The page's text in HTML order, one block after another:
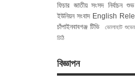
ফিচার জাতীয় সংসদ নির্বাচন শুভ
ইউনিয়ন সংবাদ English
চাঁপাইনবাবগঞ্জ টিভি
ভোলাহাট
চিঠি
বিজ্ঞাপন